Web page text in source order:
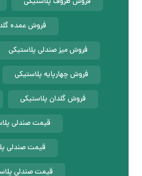
فروش عمده
فروش میز صندلی پلاستیکی
فروش چهارپایه پلاستیکی
فروش گلدان پلاستیکی
قیمت صندلی
قیمت صندلی
قیمت صندلی